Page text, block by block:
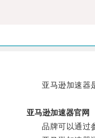
亚马逊加速器是
亚马逊加速器官网
品牌可以通过参